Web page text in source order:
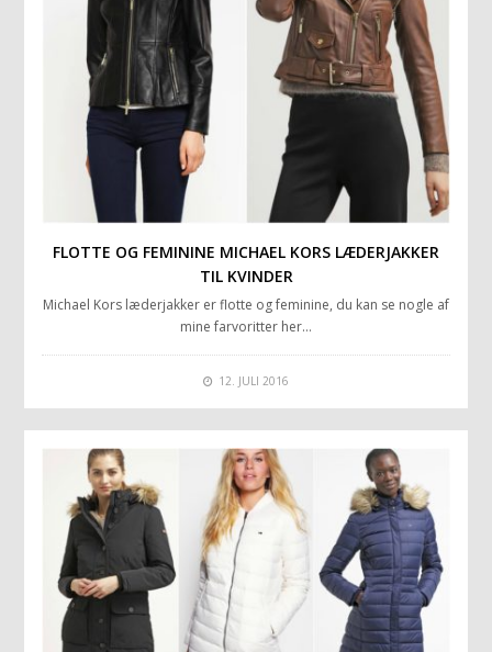
FLOTTE OG FEMININE MICHAEL KORS LÆDERJAKKER
TIL KVINDER
Michael Kors læderjakker er flotte og feminine, du kan se nogle af
mine farvoritter her…
12. JULI 2016